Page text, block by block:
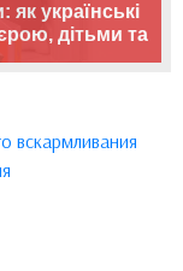
як українські
дітьми та
вскармливания